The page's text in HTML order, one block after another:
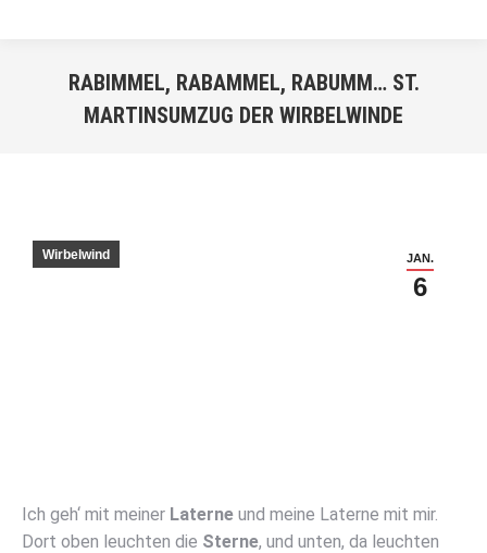
RABIMMEL, RABAMMEL, RABUMM… ST.
MARTINSUMZUG DER WIRBELWINDE
JAN.
6
Wirbelwind
Ich geh‘ mit meiner Laterne und meine Laterne mit mir.
Dort oben leuchten die Sterne, und unten, da leuchten